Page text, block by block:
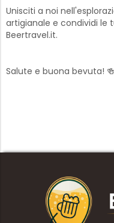
Unisciti a noi
artigianale e condividi le
Beertravel.it.
Salute e buona bevuta! 🍻